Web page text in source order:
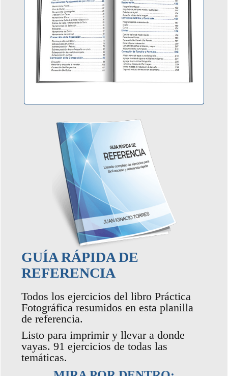
GUÍA RÁPIDA DE
REFERENCIA
Todos los ejercicios del libro Práctica
Fotográfica resumidos en esta planilla
de referencia.
Listo para imprimir y llevar a donde
vayas. 91 ejercicios de todas las
temáticas.